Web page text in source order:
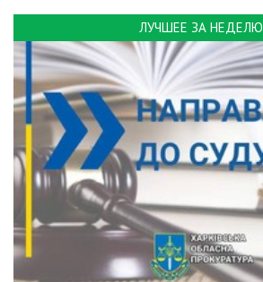
ЛУЧШЕЕ ЗА НЕДЕЛЮ